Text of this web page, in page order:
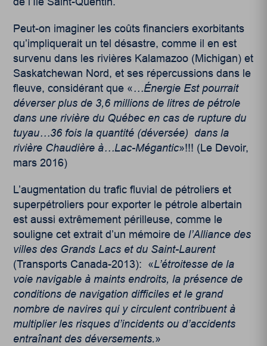
Peut-on imaginer les coûts financiers exorbitants
qu’impliquerait un tel désastre, comme il en est
survenu dans les rivières Kalamazoo (Michigan) et
Saskatchewan Nord, et ses répercussions dans le
fleuve, considérant que «…Énergie Est pourrait
déverser plus de 3,6 millions de litres de pétrole
dans une rivière du Québec en cas de rupture du
tuyau…36 fois la quantité (déversée) dans la
rivière Chaudière à…Lac-Mégantic»!!! (Le Devoir,
mars 2016)
L’augmentation du trafic fluvial de pétroliers et
superpétroliers pour exporter le pétrole albertain
est aussi extrêmement périlleuse, comme le
souligne cet extrait d’un mémoire del’Alliance des
villes des Grands Lacs et du Saint-Laurent
(Transports Canada-2013): «L’étroitesse de la
voie navigable à maints endroits, la présence de
conditions de navigation difficiles et le grand
nombre de navires qui y circulent contribuent à
multiplier les risques d’incidents ou d’accidents
entraînant des déversements.»